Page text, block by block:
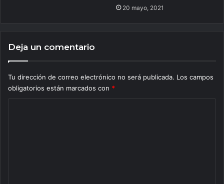
20 mayo, 2021
Deja un comentario
Tu dirección de correo electrónico no será publicada. Los campos
obligatorios están marcados con *